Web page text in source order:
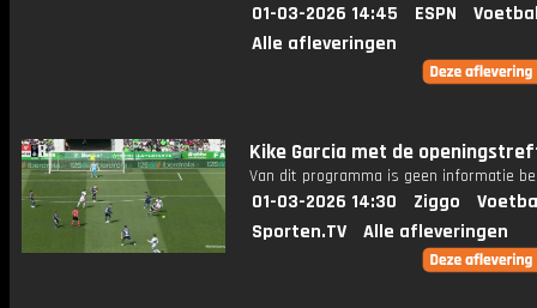
01-03-2026 14:45 ESPN
Alle afleveringen
Kike Garcia met de
Van dit programma is geen informatie
01-03-2026 14:30 Ziggo
Sporten.TV
Alle afleveringen